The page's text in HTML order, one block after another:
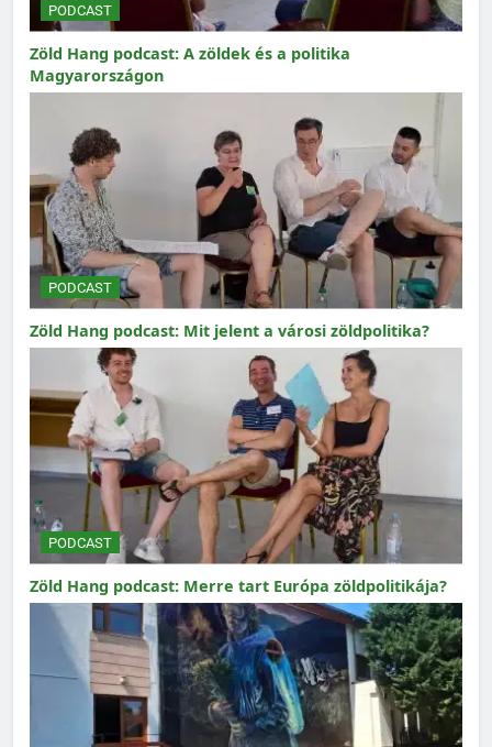
PODCAST
Zöld Hang podcast: A zöldek és a politika
Magyarországon
PODCAST
Zöld Hang podcast: Mit jelent a városi zöldpolitika?
PODCAST
Zöld Hang podcast: Merre tart Európa zöldpolitikája?